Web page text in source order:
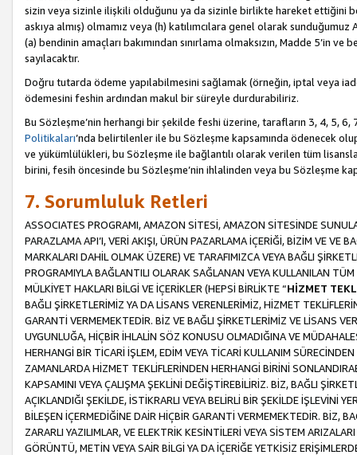
sizin veya sizinle ilişkili olduğunu ya da sizinle birlikte hareket ettiğini
askıya almış) olmamız veya (h) katılımcılara genel olarak
(a) bendinin amaçları bakımından sınırlama olmaksızın, Madde 5’in
sayılacaktır.
Doğru tutarda ödeme yapılabilmesini sağlamak (örneğin, iptal veya
ödemesini feshin ardından makul bir süreyle durdurabiliriz.
Bu Sözleşme’nin herhangi bir şekilde feshi üzerine, tarafların 3, 4, 5,
Politikaları’nda belirtilenler ile bu Sözleşme kapsamında ödenecek
ve yükümlülükleri, bu Sözleşme ile bağlantılı olarak verilen tüm
birini, fesih öncesinde bu Sözleşme’nin ihlalinden veya bu Sözleşme
7. Sorumluluk Retleri
ASSOCIATES PROGRAMI, AMAZON SİTESİ, AMAZON SİTESİNDE
PARAZLAMA API’I, VERİ AKIŞI, ÜRÜN PAZARLAMA İÇERİĞİ, BİZİM VE VE
MARKALARI DAHİL OLMAK ÜZERE) VE TARAFIMIZCA VEYA BAĞLI
PROGRAMIYLA BAĞLANTILI OLARAK SAĞLANAN VEYA KULLANILAN
MÜLKİYET HAKLARI BİLGİ VE İÇERİKLER (HEPSİ BİRLİKTE “HİZMET
BAĞLI ŞİRKETLERİMİZ YA DA LİSANS VERENLERİMİZ, HİZMET
GARANTİ VERMEMEKTEDİR. BİZ VE BAĞLI ŞİRKETLERİMİZ VE LİSANS
UYGUNLUĞA, HİÇBİR İHLALİN SÖZ KONUSU OLMADIĞINA VE
HERHANGİ BİR TİCARİ İŞLEM, EDİM VEYA TİCARİ KULLANIM
ZAMANLARDA HİZMET TEKLİFLERİNDEN HERHANGİ BİRİNİ
KAPSAMINI VEYA ÇALIŞMA ŞEKLİNİ DEĞİŞTİREBİLİRİZ. BİZ, BAĞLI
AÇIKLANDIĞI ŞEKİLDE, İSTİKRARLI VEYA BELİRLİ BİR ŞEKİLDE İŞLEVİNİ
BİLEŞEN İÇERMEDİĞİNE DAİR HİÇBİR GARANTİ VERMEMEKTEDİR. BİZ,
ZARARLI YAZILIMLAR, VE ELEKTRİK KESİNTİLERİ VEYA SİSTEM
GÖRÜNTÜ, METİN VEYA SAİR BİLGİ YA DA İÇERİĞE YETKİSİZ